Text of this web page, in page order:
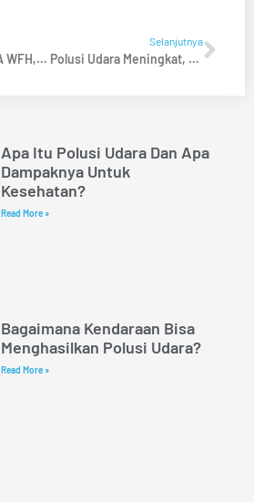
50% ASN JAKARTA WFH, Apa Iya Mempengaruhi Kualitas Udara?
Selanjutnya
Polusi Udara Meningkat, Komite Kemenkes Mengeluarkan Protokol Kesehatan 6M + 1S
Apa Itu Polusi Udara Dan Apa
Dampaknya Untuk
Kesehatan?
Read More »
Bagaimana Kendaraan Bisa
Menghasilkan Polusi Udara?
Read More »